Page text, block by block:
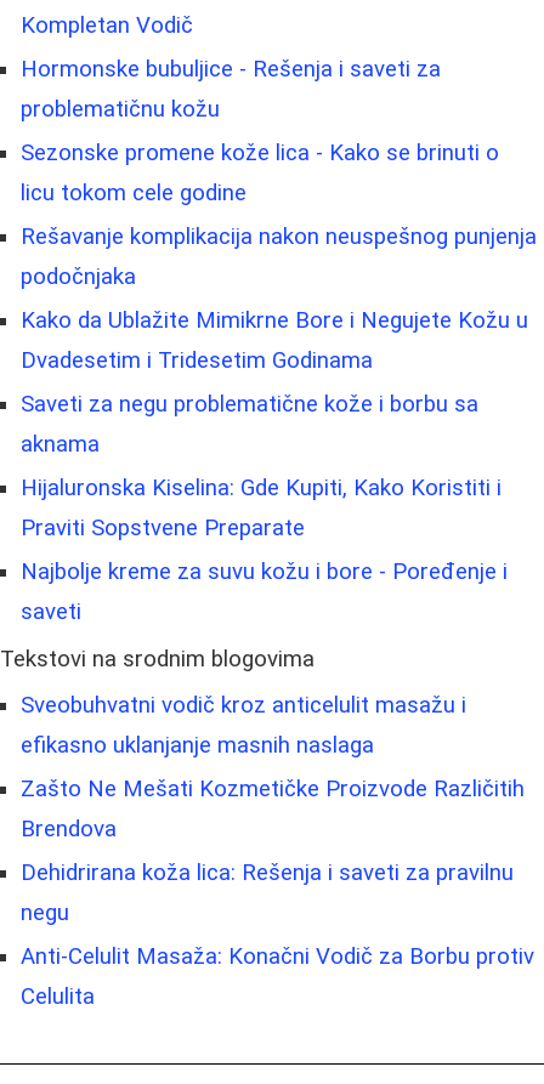
Kompletan Vodič
Hormonske bubuljice - Rešenja i saveti za
problematičnu kožu
Sezonske promene kože lica - Kako se brinuti o
licu tokom cele godine
Rešavanje komplikacija nakon neuspešnog punjenja
podočnjaka
Kako da Ublažite Mimikrne Bore i Negujete Kožu u
Dvadesetim i Tridesetim Godinama
Saveti za negu problematične kože i borbu sa
aknama
Hijaluronska Kiselina: Gde Kupiti, Kako Koristiti i
Praviti Sopstvene Preparate
Najbolje kreme za suvu kožu i bore - Poređenje i
saveti
Tekstovi na srodnim blogovima
Sveobuhvatni vodič kroz anticelulit masažu i
efikasno uklanjanje masnih naslaga
Zašto Ne Mešati Kozmetičke Proizvode Različitih
Brendova
Dehidrirana koža lica: Rešenja i saveti za pravilnu
negu
Anti-Celulit Masaža: Konačni Vodič za Borbu protiv
Celulita